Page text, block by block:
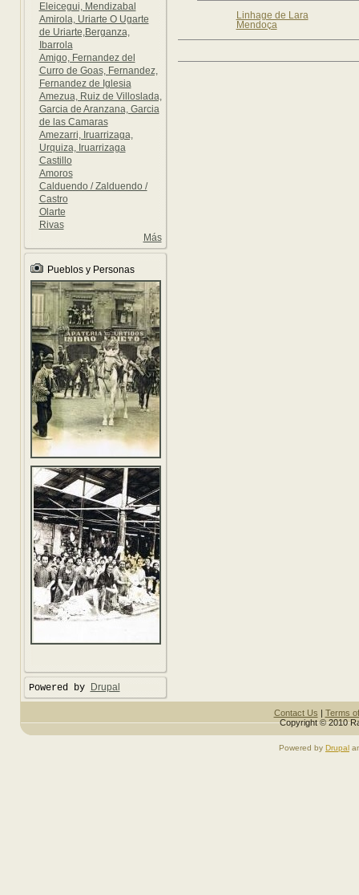
Eleicegui, Mendizabal
Amirola, Uriarte O Ugarte
de Uriarte,Berganza,
Ibarrola
Amigo, Fernandez del
Curro de Goas, Fernandez,
Fernandez de Iglesia
Amezua, Ruiz de Villoslada,
Garcia de Aranzana, Garcia
de las Camaras
Amezarri, Iruarrizaga,
Urquiza, Iruarrizaga
Castillo
Amoros
Calduendo / Zalduendo /
Castro
Olarte
Rivas
Más
Pueblos y Personas
Powered by Drupal
Linhage de Lara
Mendoça
Contact Us | Terms
Copyright © 2010
Powered by Drupal